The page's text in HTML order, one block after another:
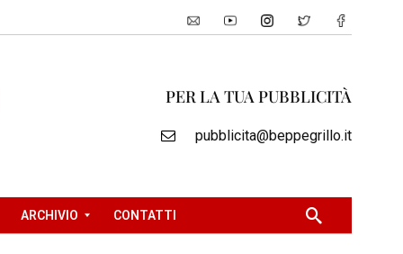
PER LA TUA PUBBLICITÀ
pubblicita@beppegrillo.it
ARCHIVIO CONTATTI